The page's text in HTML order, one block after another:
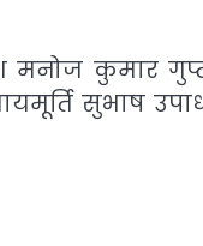
कुमार गुप्ता,
सुभाष